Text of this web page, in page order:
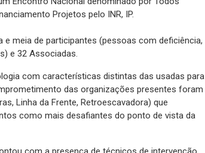
Projetos pelo INR, IP.
meia de participantes (pessoas com deficiência,
e 32 Associadas.
com características distintas das usadas para
das organizações presentes foram
Linha da Frente, Retroescavadora) que
como mais desafiantes do ponto de vista da